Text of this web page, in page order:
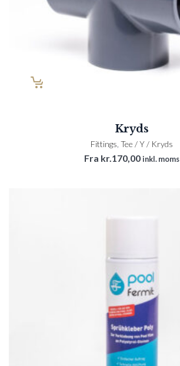
Kryds
Fittings Tee / Y / Kryds
Fra kr.170,00inkl. moms